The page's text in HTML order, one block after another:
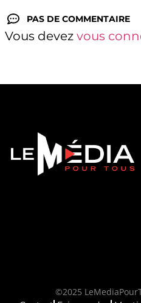
PAS DE COMMENTAIRE
Vous devez vous
©2025